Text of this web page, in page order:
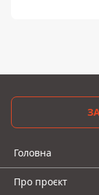
Головна
Про проєкт